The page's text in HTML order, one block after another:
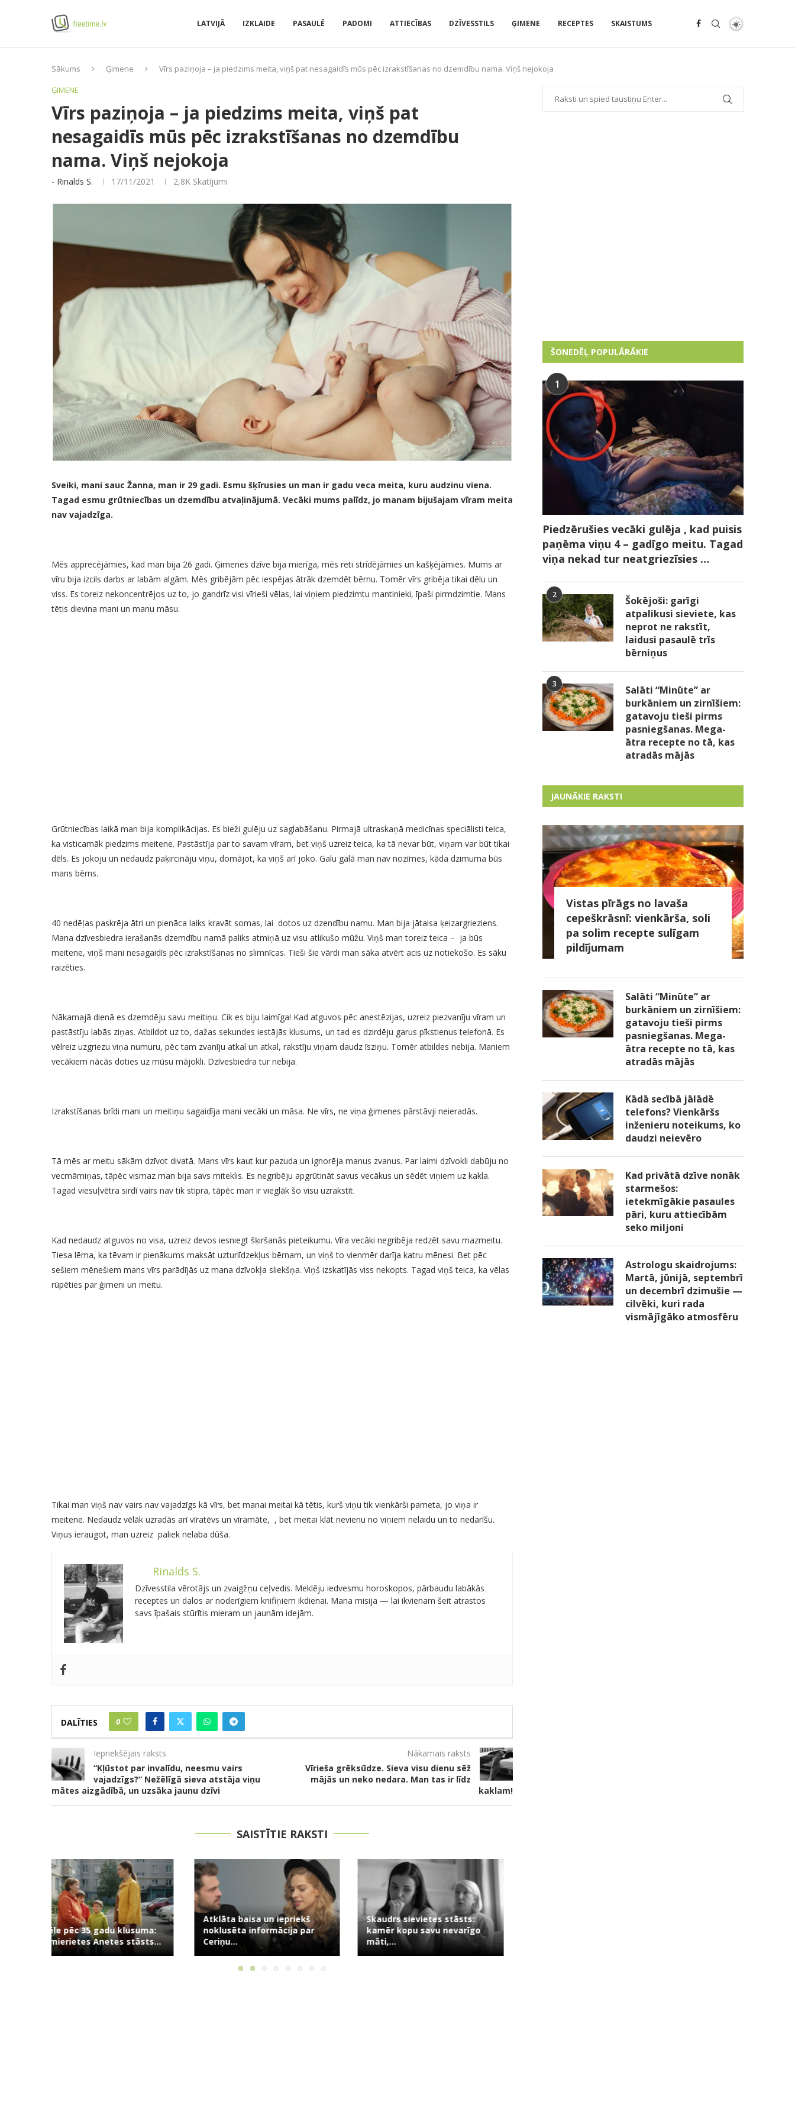
LATVIJĀ IZKLAIDE PASAULĒ PADOMI ATTIECĪBAS DZĪVESSTILS ĢIMENE RECEPTES SKAISTUMS
Sākums Ģimene
Vīrs paziņoja – ja piedzims meita, viņš pat nesagaidīs mūs pēc izrakstīšanas no dzemdību nama. Viņš nejokoja
ĢIMENE
Vīrs paziņoja – ja piedzims meita, viņš pat
nesagaidīs mūs pēc izrakstīšanas no dzemdību
nama. Viņš nejokoja
- Rinalds S. 17/11/2021 2,8K Skatījumi
Sveiki, mani sauc Žanna, man ir 29 gadi. Esmu šķīrusies un man ir gadu veca meita, kuru audzinu viena.
Tagad esmu grūtniecības un dzemdību atvaļinājumā. Vecāki mums palīdz, jo manam bijušajam vīram meita
nav vajadzīga.
Mēs apprecējāmies, kad man bija 26 gadi. Ģimenes dzīve bija mierīga, mēs reti strīdējāmies un kašķējāmies. Mums ar
vīru bija izcils darbs ar labām algām. Mēs gribējām pēc iespējas ātrāk dzemdēt bērnu. Tomēr vīrs gribēja tikai dēlu un
viss. Es toreiz nekoncentrējos uz to, jo gandrīz visi vīrieši vēlas, lai viņiem piedzimtu mantinieki, īpaši pirmdzimtie. Mans
tētis dievina mani un manu māsu.
Grūtniecības laikā man bija komplikācijas. Es bieži gulēju uz saglabāšanu. Pirmajā ultraskaņā medicīnas speciālisti teica,
ka visticamāk piedzims meitene. Pastāstīja par to savam vīram, bet viņš uzreiz teica, ka tā nevar būt, viņam var būt tikai
dēls. Es jokoju un nedaudz paķircināju viņu, domājot, ka viņš arī joko. Galu galā man nav nozīmes, kāda dzimuma būs
mans bērns.
40 nedēļas paskrēja ātri un pienāca laiks kravāt somas, lai dotos uz dzendību namu. Man bija jātaisa ķeizargrieziens.
Mana dzīvesbiedra ierašanās dzemdību namā paliks atmiņā uz visu atlikušo mūžu. Viņš man toreiz teica – ja būs
meitene, viņš mani nesagaidīs pēc izrakstīšanas no slimnīcas. Tieši šie vārdi man sāka atvērt acis uz notiekošo. Es sāku
raizēties.
Nākamajā dienā es dzemdēju savu meitiņu. Cik es biju laimīga! Kad atguvos pēc anestēzijas, uzreiz piezvanīju vīram un
pastāstīju labās ziņas. Atbildot uz to, dažas sekundes iestājās klusums, un tad es dzirdēju garus pīkstienus telefonā. Es
vēlreiz uzgriezu viņa numuru, pēc tam zvanīju atkal un atkal, rakstīju viņam daudz īsziņu. Tomēr atbildes nebija. Maniem
vecākiem nācās doties uz mūsu mājokli. Dzīvesbiedra tur nebija.
Izrakstīšanas brīdi mani un meitiņu sagaidīja mani vecāki un māsa. Ne vīrs, ne viņa ģimenes pārstāvji neieradās.
Tā mēs ar meitu sākām dzīvot divatā. Mans vīrs kaut kur pazuda un ignorēja manus zvanus. Par laimi dzīvokli dabūju no
vecmāmiņas, tāpēc vismaz man bija savs miteklis. Es negribēju apgrūtināt savus vecākus un sēdēt viņiem uz kakla.
Tagad viesuļvētra sirdī vairs nav tik stipra, tāpēc man ir vieglāk šo visu uzrakstīt.
Kad nedaudz atguvos no visa, uzreiz devos iesniegt šķiršanās pieteikumu. Vīra vecāki negribēja redzēt savu mazmeitu.
Tiesa lēma, ka tēvam ir pienākums maksāt uzturlīdzekļus bērnam, un viņš to vienmēr darīja katru mēnesi. Bet pēc
sešiem mēnešiem mans vīrs parādījās uz mana dzīvokļa sliekšņa. Viņš izskatījās viss nekopts. Tagad viņš teica, ka vēlas
rūpēties par ģimeni un meitu.
Tikai man viņš nav vairs nav vajadzīgs kā vīrs, bet manai meitai kā tētis, kurš viņu tik vienkārši pameta, jo viņa ir
meitene. Nedaudz vēlāk uzradās arī vīratēvs un vīramāte, , bet meitai klāt nevienu no viņiem nelaidu un to nedarīšu.
Viņus ieraugot, man uzreiz paliek nelaba dūša.
Rinalds S.
Dzīvesstila vērotājs un zvaigžņu ceļvedis. Meklēju iedvesmu horoskopos, pārbaudu labākās
receptes un dalos ar noderīgiem knifiņiem ikdienai. Mana misija — lai ikvienam šeit atrastos
savs īpašais stūrītis mieram un jaunām idejām.
DALĪTIES 0
Iepriekšējais raksts
“Kļūstot par invalīdu, neesmu vairs
vajadzīgs?” Nežēlīgā sieva atstāja viņu
mātes aizgādībā, un uzsāka jaunu dzīvi
Nākamais raksts
Vīrieša grēksūdze. Sieva visu dienu sēž
mājās un neko nedara. Man tas ir līdz
kaklam!
SAISTĪTIE RAKSTI
Atklāta baisa un iepriekš
noklusēta informācija par
Ceriņu...
Skaudrs sievietes stāsts:
kamēr kopu savu nevarīgo
māti,...
“Tev jau 35, bet nav ne bērnu,
ne...
ŠONEDĒĻ POPULĀRĀKIE
1
Piedzērušies vecāki gulēja , kad puisis
paņēma viņu 4 – gadīgo meitu. Tagad
viņa nekad tur neatgriezīsies …
2
Šokējoši: garīgi
atpalikusi sieviete, kas
neprot ne rakstīt,
laidusi pasaulē trīs
bērniņus
3
Salāti “Minūte” ar
burkāniem un zirnīšiem:
gatavoju tieši pirms
pasniegšanas. Mega-
ātra recepte no tā, kas
atradās mājās
JAUNĀKIE RAKSTI
Vistas pīrāgs no lavaša
cepeškrāsnī: vienkārša, soli
pa solim recepte sulīgam
pildījumam
Salāti “Minūte” ar
burkāniem un zirnīšiem:
gatavoju tieši pirms
pasniegšanas. Mega-
ātra recepte no tā, kas
atradās mājās
Kādā secībā jālādē
telefons? Vienkāršs
inženieru noteikums, ko
daudzi neievēro
Kad privātā dzīve nonāk
starmešos:
ietekmīgākie pasaules
pāri, kuru attiecībām
seko miljoni
Astrologu skaidrojums:
Martā, jūnijā, septembrī
un decembrī dzimušie —
cilvēki, kuri rada
vismājīgāko atmosfēru